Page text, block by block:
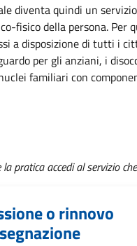
diventa quindi un
fisico della persona.
a disposizione di tutti i
per gli anziani, i
familiari con
pratica accedi al servizio
o rinnovo